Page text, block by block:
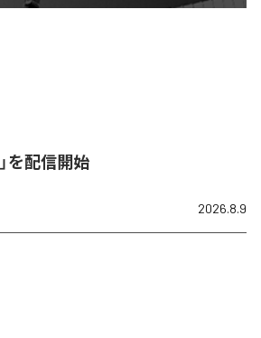
を配信開始
2026.8.9